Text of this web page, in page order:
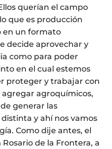
querían el campo
que es producción
en un formato
decide aprovechar y
como para poder
en el cual estemos
proteger y trabajar con
agroquímicos,
generar las
y ahí nos vamos
Como dije antes, el
de la Frontera, a